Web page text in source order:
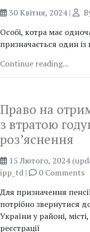
30 Квітня, 2024|
Особі, котра має
призначається один із
Continue reading...
Право на
з втратою
роз’яснення
15 Лютого, 2024
ipp_td |
0 Comments
Для призначення
потрібно звернутися
України у районі,
реєстрації